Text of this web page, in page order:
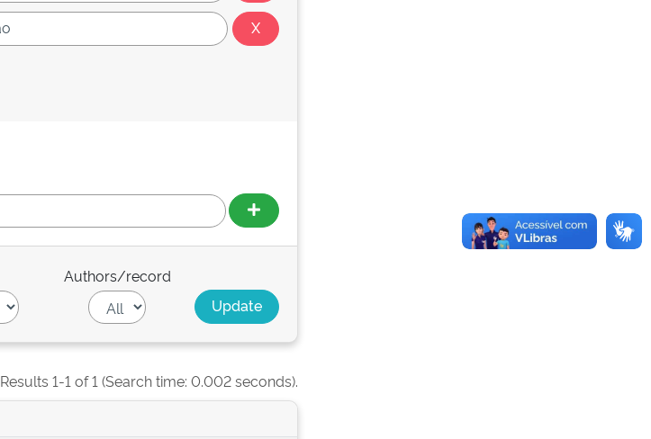
Authors/record
Results 1-1 of 1 (Search time: 0.002 seconds).